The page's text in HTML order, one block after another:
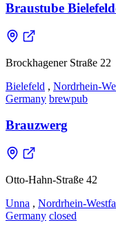
Braustube
Brockhagener Straße 22
Bielefeld , Nordrhein-
Germany brewpub
Brauzwerg
Otto-Hahn-Straße 42
Unna , Nordrhein-
Germany closed